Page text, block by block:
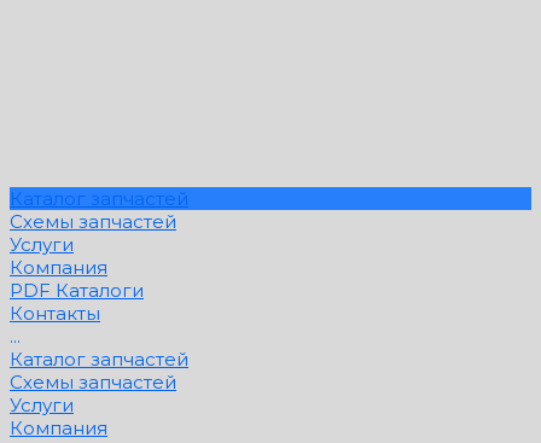
Каталог запчастей
Схемы запчастей
Услуги
Компания
PDF Каталоги
Контакты
...
Каталог запчастей
Схемы запчастей
Услуги
Компания